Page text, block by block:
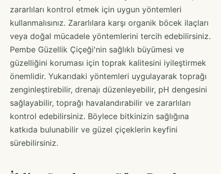
zararlıları kontrol etmek için uygun yöntemleri
kullanmalısınız. Zararlılara karşı organik böcek ilaçları
veya doğal mücadele yöntemlerini tercih edebilirsiniz.
Pembe Güzellik Çiçeği'nin sağlıklı büyümesi ve
güzelliğini koruması için toprak kalitesini iyileştirmek
önemlidir. Yukarıdaki yöntemleri uygulayarak toprağı
zenginleştirebilir, drenajı düzenleyebilir, pH dengesini
sağlayabilir, toprağı havalandırabilir ve zararlıları
kontrol edebilirsiniz. Böylece bitkinizin sağlığına
katkıda bulunabilir ve güzel çiçeklerin keyfini
sürebilirsiniz.